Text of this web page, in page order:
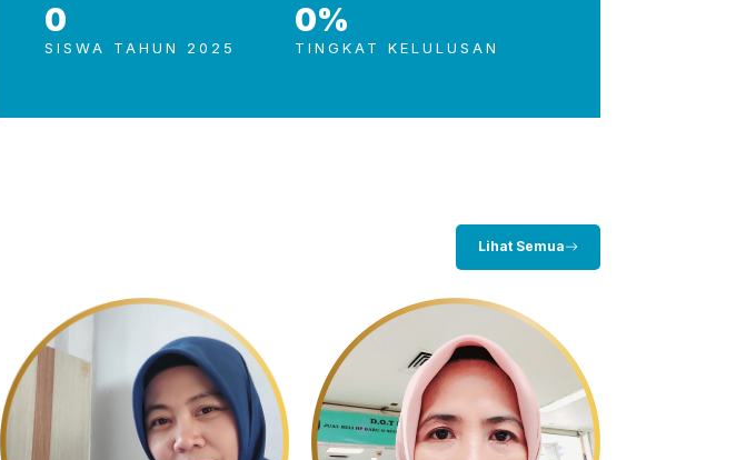
0
SISWA TAHUN 2025
0%
TINGKAT KELULUSAN
Lihat Semua